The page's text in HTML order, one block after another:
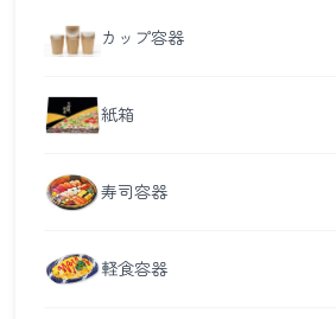
カップ容器
紙箱
寿司容器
軽食容器